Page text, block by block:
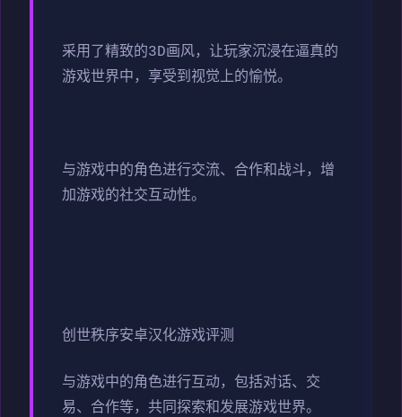
采用了精致的3D画风，让玩家沉浸在逼真的
游戏世界中，享受到视觉上的愉悦。
与游戏中的角色进行交流、合作和战斗，增
加游戏的社交互动性。
创世秩序安卓汉化游戏评测
与游戏中的角色进行互动，包括对话、交
易、合作等，共同探索和发展游戏世界。